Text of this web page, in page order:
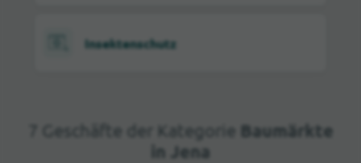
Insektenschutz
7 Geschäfte der Kategorie Baumärkte
in Jena